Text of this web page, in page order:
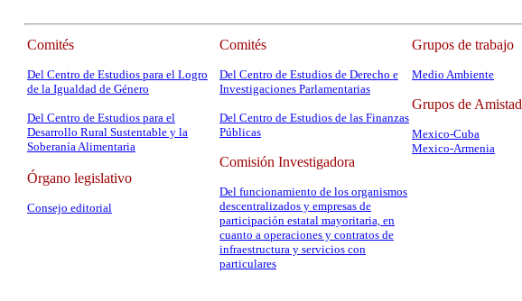
Comités
Del Centro de Estudios para el Logro
de la Igualdad de Género
Del Centro de Estudios para el
Desarrollo Rural Sustentable y la
Soberanía Alimentaria
Órgano legislativo
Consejo editorial
Comités
Del Centro de Estudios de Derecho e
Investigaciones Parlamentarias
Del Centro de Estudios de las Finanzas
Públicas
Comisión Investigadora
Del funcionamiento de los organismos
descentralizados y empresas de
participación estatal mayoritaria, en
cuanto a operaciones y contratos de
infraestructura y servicios con
particulares
Grupos de trabajo
Medio Ambiente
Grupos de Amistad
Mexico-Cuba
Mexico-Armenia